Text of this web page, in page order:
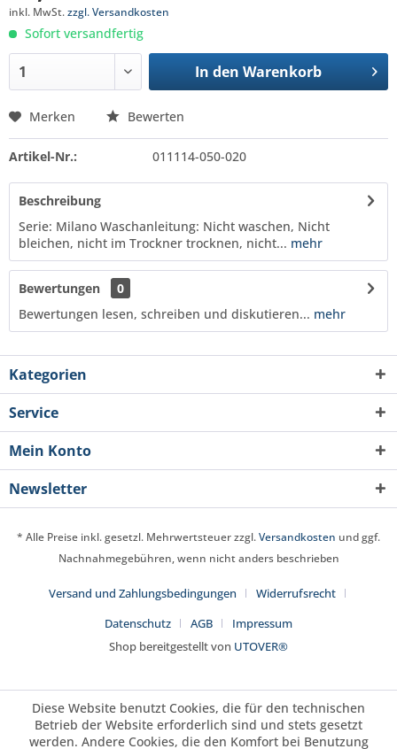
inkl. MwSt.zzgl. Versandkosten
Sofort versandfertig
In den Warenkorb
Merken Bewerten
Artikel-Nr.: 011114-050-020
Beschreibung
Serie: Milano Waschanleitung: Nicht waschen, Nicht
bleichen, nicht im Trockner trocknen, nicht... mehr
Bewertungen
0
Bewertungen lesen, schreiben und diskutieren... mehr
Kategorien
Service
Mein Konto
Newsletter
* Alle Preise inkl. gesetzl. Mehrwertsteuer zzgl.Versandkosten und ggf.
Nachnahmegebühren, wenn nicht anders beschrieben
Versand und Zahlungsbedingungen
Widerrufsrecht
Datenschutz
AGB
Impressum
Shop bereitgestellt von UTOVER®
Diese Website benutzt Cookies, die für den technischen
Betrieb der Website erforderlich sind und stets gesetzt
werden. Andere Cookies, die den Komfort bei Benutzung